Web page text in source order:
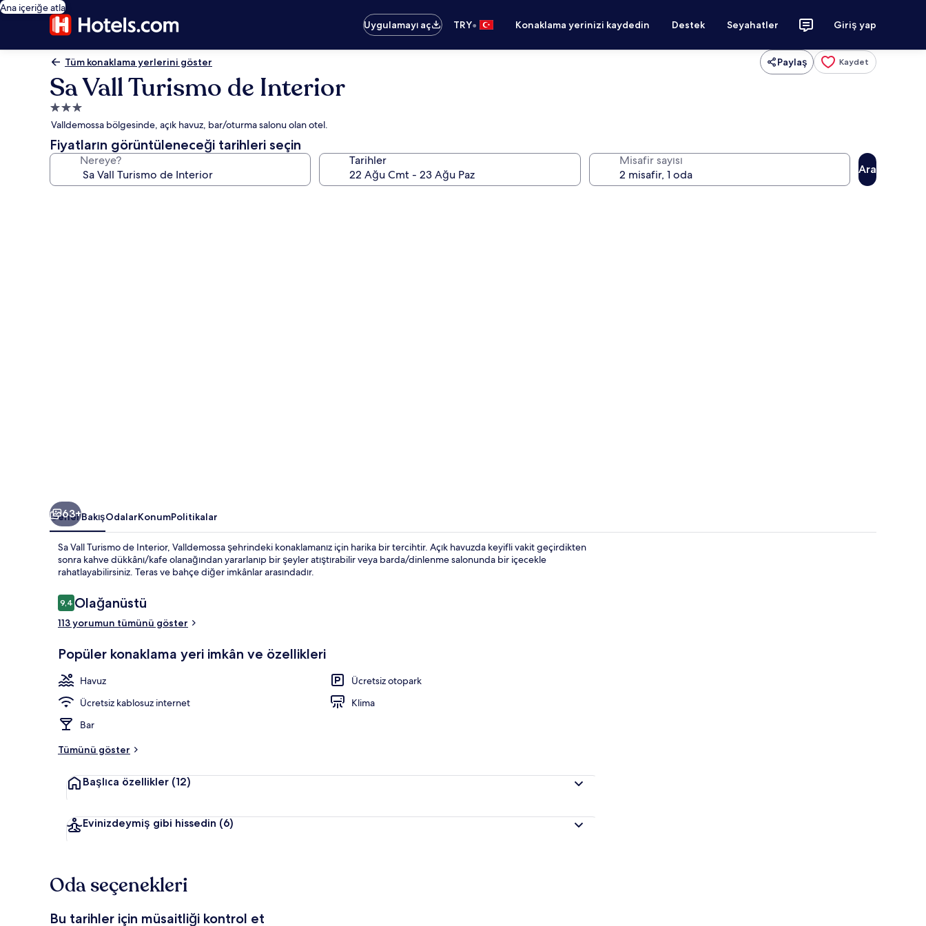
Ana içeriğe atla
Uygulamayı aç
TRY• Konaklama yerinizi kaydedin Destek Seyahatler Giriş yap
Tüm konaklama yerlerini göster Paylaş Kaydet
Sa Vall Turismo de Interior
3.0
yıldızlı
konaklama
yeri
Valldemossa bölgesinde, açık havuz, bar/oturma salonu olan otel.
Fiyatların görüntüleneceği tarihleri seçin
Nereye? Tarihler Misafir sayısı
Ara
Açık yüzme havuzu, havuz şemsiyeleri, şezlonglar
63+
Genel BakışOdalarKonumPolitikalar
Sa Vall Turismo de Interior, Valldemossa şehrindeki konaklamanız için harika bir tercihtir. Açık havuzda keyifli vakit geçirdikten
sonra kahve dükkânı/kafe olanağından yararlanıp bir şeyler atıştırabilir veya barda/dinlenme salonunda bir içecekle
rahatlayabilirsiniz. Teras ve bahçe diğer imkânlar arasındadır.
Yorumlar
9,49,4/10
Olağanüstü
113 yorumun tümünü göster
Popüler konaklama yeri imkân ve özellikleri
Havuz
Ücretsiz otopark
Ücretsiz kablosuz internet
Klima
Bar
Tümünü göster
Başlıca özellikler (12)
Evinizdeymiş gibi hissedin (6)
Oda seçenekleri
Bu tarihler için müsaitliği kontrol et